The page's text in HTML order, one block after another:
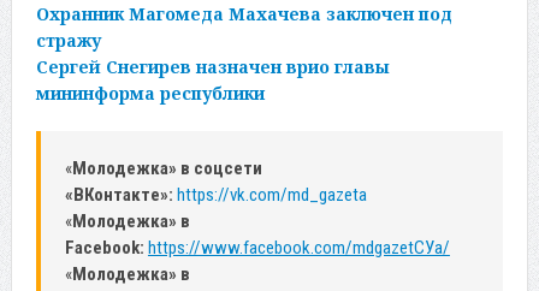
Охранник Магомеда Махачева заключен под
стражу
Сергей Снегирев назначен врио главы
мининформа республики
«Молодежка» в соцсети
«ВКонтакте»: https://vk.com/md_gazeta
«Молодежка» в
Facebook: https://www.facebook.com/mdgazetСУa/
«Молодежка» в